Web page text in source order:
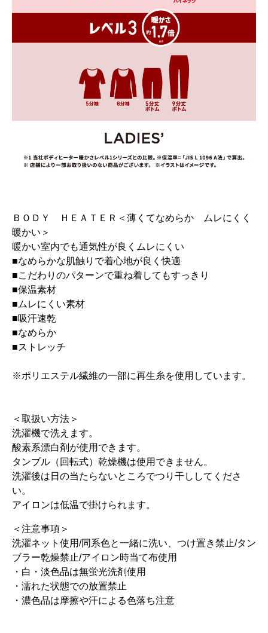
ＢＯＤＹ ＨＥＡＴＥＲ＜薄くてなめらか ムレにくく
暖かい＞
暖かい室内でも通気性が良くムレにくい
■なめらかな肌触りで着心地が良く快適
■こだわりのパターンで重ね着してもすっきり
■保温素材
■ムレにくい素材
■吸汗速乾
■なめらか
■ストレッチ
※ポリエステル繊維の一部に再生糸を使用しています。
＜取扱い方法＞
洗濯機で洗えます。
酸素系漂白剤が使用できます。
タンブル（回転式）乾燥機は使用できません。
洗濯後は日の当たらないところでつり干ししてくださ
い。
アイロンは低温で掛けられます。
＜注意事項＞
洗濯ネット使用/同系色と一緒に洗い、つけ置き禁止/タン
ブラー乾燥禁止/アイロン時当て布使用
・白・淡色品は無蛍光洗剤使用
・濡れた状態での放置禁止
・濃色品は摩擦や汗による色落ち注意